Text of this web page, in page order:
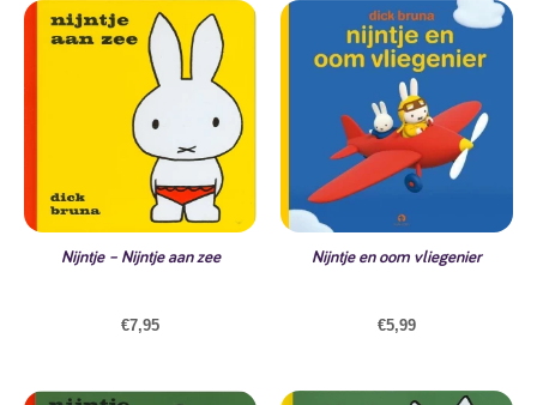
Nijntje – Nijntje aan zee
€7,95
Nijntje en oom vliegenier
€5,99